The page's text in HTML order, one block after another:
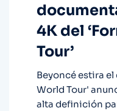
4K del
Tour’
Beyoncé estira
World Tour'
alta definición